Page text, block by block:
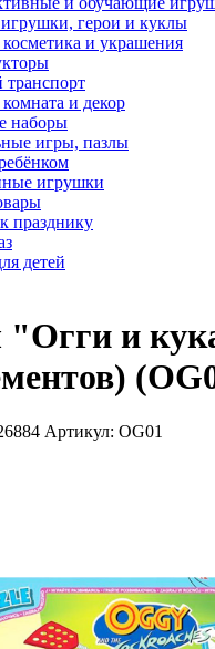
герои и куклы
косметика и украшения
транспорт
комната и декор
наборы
игры, пазлы
игрушки
празднику
детей
и
Артикул: OG01